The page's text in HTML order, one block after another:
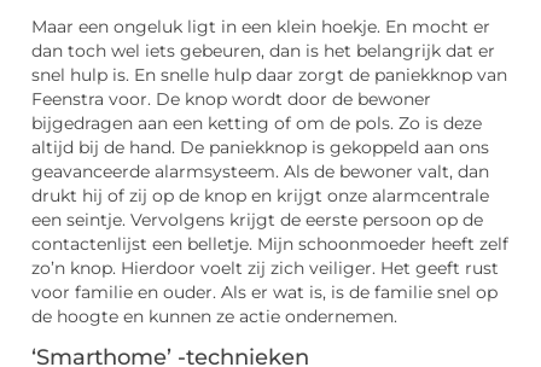
Maar een ongeluk ligt in een klein hoekje. En mocht er
dan toch wel iets gebeuren, dan is het belangrijk dat er
snel hulp is. En snelle hulp daar zorgt de paniekknop van
Feenstra voor. De knop wordt door de bewoner
bijgedragen aan een ketting of om de pols. Zo is deze
altijd bij de hand. De paniekknop is gekoppeld aan ons
geavanceerde alarmsysteem. Als de bewoner valt, dan
drukt hij of zij op de knop en krijgt onze alarmcentrale
een seintje. Vervolgens krijgt de eerste persoon op de
contactenlijst een belletje. Mijn schoonmoeder heeft zelf
zo’n knop. Hierdoor voelt zij zich veiliger. Het geeft rust
voor familie en ouder. Als er wat is, is de familie snel op
de hoogte en kunnen ze actie ondernemen.
‘Smarthome’ -technieken